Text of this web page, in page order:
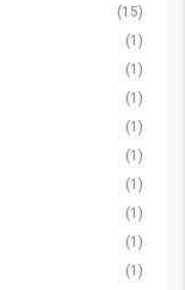
(15)
(1)
(1)
(1)
(1)
(1)
(1)
(1)
(1)
(1)